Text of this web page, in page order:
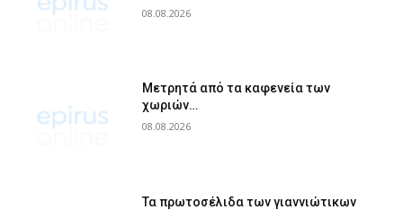
08.08.2026
Μετρητά από τα καφενεία των
χωριών…
08.08.2026
Τα πρωτοσέλιδα των γιαννιώτικων